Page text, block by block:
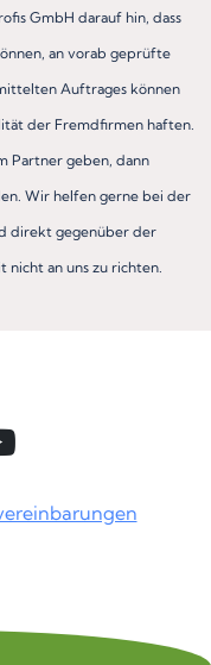
GmbH darauf hin, dass
an vorab geprüfte
Auftrages können
der Fremdfirmen haften.
Partner geben, dann
Wir helfen gerne bei der
direkt gegenüber der
an uns zu richten.